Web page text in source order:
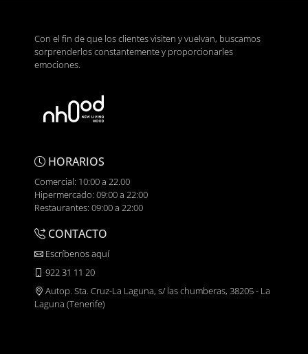
Con el fin de que los clientes visiten y vuelvan, buscamos
sorprenderlos constantemente y proporcionarles
emociones.
HORARIOS
Comercial: 10:00 a 22.00
Hipermercado: 09:00 a 22:00
Restaurantes: 09:00 a 22:00
CONTACTO
Escríbenos aquí
922 31 11 20
Autop. Sta. Cruz-La Laguna, s/ las chumberas, 38205 - La
Laguna (Tenerife)